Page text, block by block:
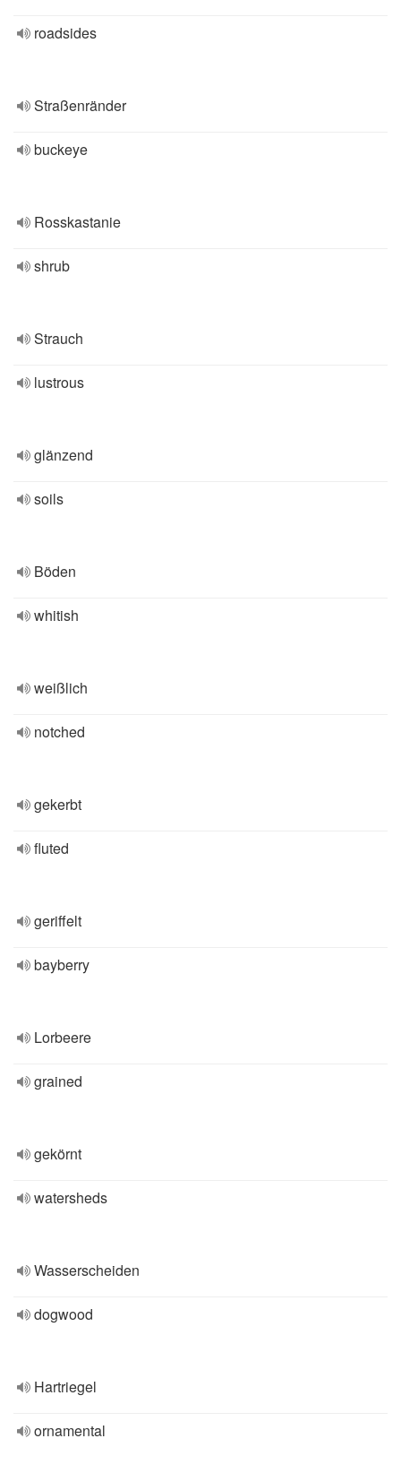
roadsides
Straßenränder
buckeye
Rosskastanie
shrub
Strauch
lustrous
glänzend
soils
Böden
whitish
weißlich
notched
gekerbt
fluted
geriffelt
bayberry
Lorbeere
grained
gekörnt
watersheds
Wasserscheiden
dogwood
Hartriegel
ornamental